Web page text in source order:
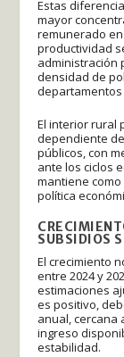
Estas
mayor
remunerado
productividad
administración
densidad de
El interior rural
dependiente
públicos, con
ante los ciclos
mantiene
política
SUBSIDIOS
El crecimiento
entre 2024 y
estimaciones
es positivo,
anual, cercana
ingreso
estabilidad.